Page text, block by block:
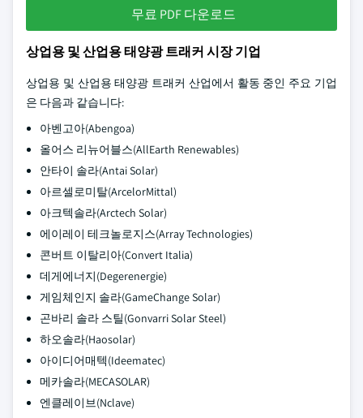
무료 PDF 다운로드
상업용 및 산업용 태양광 트래커 시장 기업
상업용 및 산업용 태양광 트래커 산업에서 활동 중인 주요 기업
은 다음과 같습니다:
아벤고아(Abengoa)
올어스 리뉴어블스(AllEarth Renewables)
안타이 솔라(Antai Solar)
아르셀로미탈(ArcelorMittal)
아크텍솔라(Arctech Solar)
에이레이 테크놀로지스(Array Technologies)
콘버트 이탈리아(Convert Italia)
데게에너지(Degerenergie)
게임체인지 솔라(GameChange Solar)
곤바리 솔라 스틸(Gonvarri Solar Steel)
하오솔라(Haosolar)
아이디어매텍(Ideematec)
메카솔라(MECASOLAR)
엔클레이브(Nclave)